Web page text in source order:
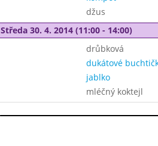
džus
Středa 30. 4. 2014 (11:00 - 14:00)
drůbková
dukátové
jablko
mléčný koktejl